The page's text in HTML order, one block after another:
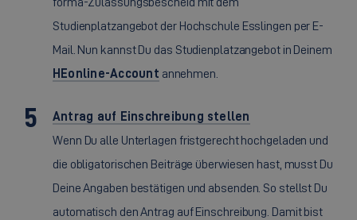
Studienplatzangebot der Hochschule Esslingen per E-
Mail. Nun kannst Du das Studienplatzangebot in Deinem
HEonline-Account annehmen.
Antrag auf Einschreibung stellen
Wenn Du alle Unterlagen fristgerecht hochgeladen und
die obligatorischen Beiträge überwiesen hast, musst Du
Deine Angaben bestätigen und absenden. So stellst Du
automatisch den Antrag auf Einschreibung. Damit bist